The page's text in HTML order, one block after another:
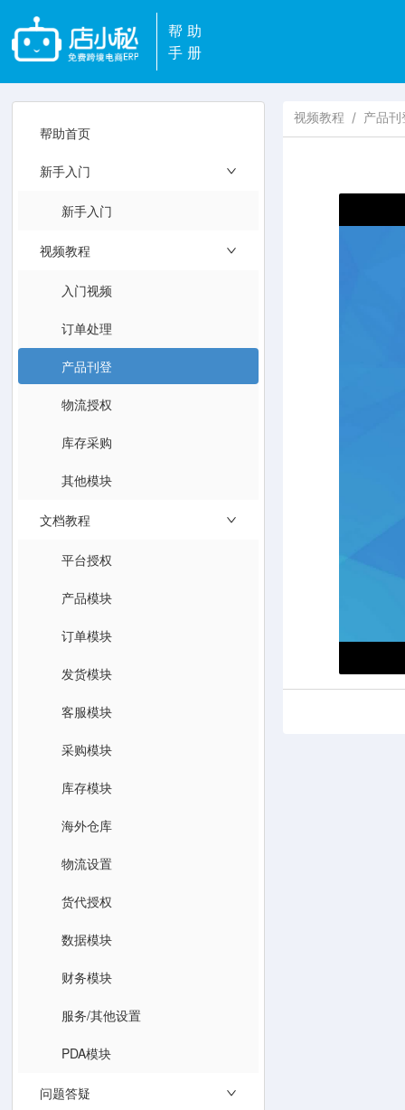
帮助
手册
帮助首页
新手入门
新手入门
视频教程
入门视频
订单处理
产品刊登
物流授权
库存采购
其他模块
文档教程
平台授权
产品模块
订单模块
发货模块
客服模块
采购模块
库存模块
海外仓库
物流设置
货代授权
数据模块
财务模块
服务/其他设置
PDA模块
问题答疑
视频教程 / 产品刊